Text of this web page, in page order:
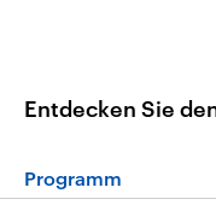
Entdecken Sie
Programm